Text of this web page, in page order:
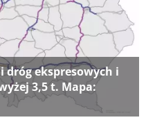
dróg ekspresowych i
3,5 t. Mapa: